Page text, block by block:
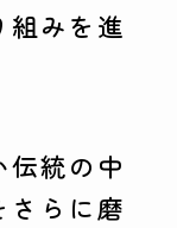
みを進
統の中
さらに磨